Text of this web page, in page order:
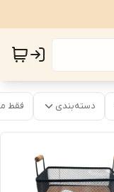
دسته‌بندی فقط